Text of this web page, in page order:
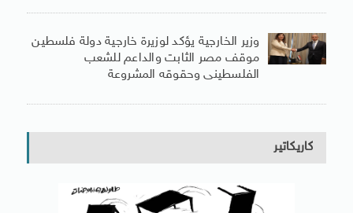
وزير الخارجية يؤكد لوزيرة خارجية دولة فلسطين
موقف مصر الثابت والداعم للشعب
الفلسطينى وحقوقه المشروعة
كاريكاتير